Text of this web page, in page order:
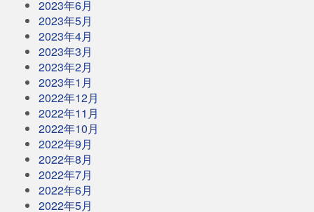
2023年6月
2023年5月
2023年4月
2023年3月
2023年2月
2023年1月
2022年12月
2022年11月
2022年10月
2022年9月
2022年8月
2022年7月
2022年6月
2022年5月